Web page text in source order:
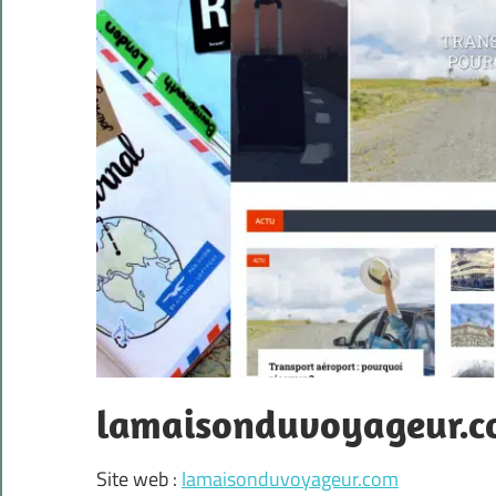
Site web : lamaisonduvoyageur.com